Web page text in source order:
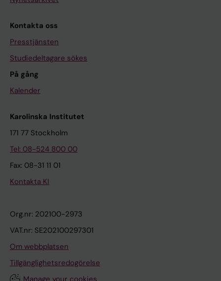
Kontakta oss
Presstjänsten
Studiedeltagare sökes
På gång
Kalender
Karolinska Institutet
171 77 Stockholm
Tel: 08-524 800 00
Fax: 08-31 11 01
Kontakta KI
Org.nr: 202100-2973
VAT.nr: SE202100297301
Om webbplatsen
Tillgänglighetsredogörelse
Manage your cookies